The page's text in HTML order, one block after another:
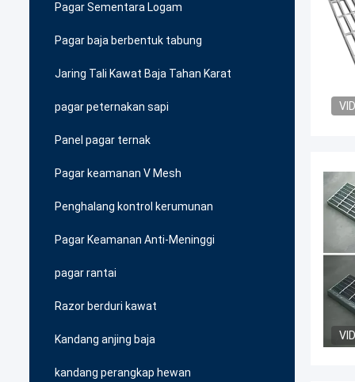
Pagar Sementara Logam
Pagar baja berbentuk tabung
Jaring Tali Kawat Baja Tahan Karat
pagar peternakan sapi
Panel pagar ternak
Pagar keamanan V Mesh
Penghalang kontrol kerumunan
Pagar Keamanan Anti-Meninggi
pagar rantai
Razor berduri kawat
Kandang anjing baja
kandang perangkap hewan